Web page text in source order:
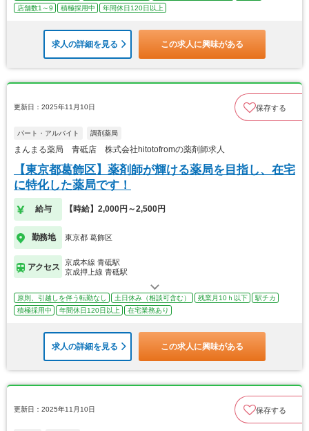
店舗数1～9
積極採用中 年間休日120日以上
求人の詳細を見る この求人に興味がある
更新日：2025年11月10日 保存する
パート・アルバイト 調剤薬局
まんまる薬局 青砥店 株式会社hitotofromの薬剤師求人
【東京都葛飾区】薬剤師が輝ける薬局を目指し、在宅
に特化した薬局です！
給与 【時給】2,000円～2,500円
勤務地 東京都 葛飾区
アクセス
京成本線 青砥駅
京成押上線 青砥駅
原則、引越しを伴う転勤なし 土日休み（相談可含む） 残業月10ｈ以下
駅チカ
積極採用中
年間休日120日以上 在宅業務あり
求人の詳細を見る この求人に興味がある
更新日：2025年11月10日 保存する